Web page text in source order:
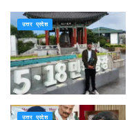
उत्तर प्रदेश
उत्तर प्रदेश